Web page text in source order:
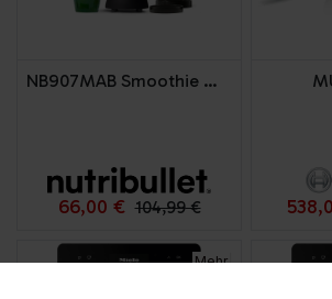
NB907MAB Smoothie Maker Pro
66,00 € 104,99€
Mehr